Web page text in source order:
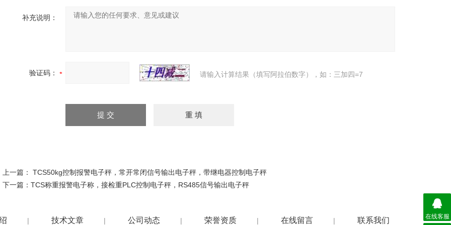
补充说明：
验证码： 请输入计算结果（填写阿拉伯数字），如：三加四=7
上一篇： TCS50kg控制报警电子秤，常开常闭信号输出电子秤，带继电器控制电子秤
下一篇： TCS称重报警电子称，接检重PLC控制电子秤，RS485信号输出电子秤
| 技术文章 | 公司动态 | 荣誉资质 | 在线留言 | 联系我们 在线客服